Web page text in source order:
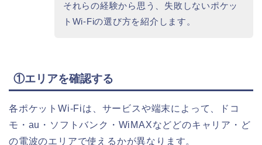
それらの経験から思う、失敗しないポケッ
トWi-Fiの選び方を紹介します。
①エリアを確認する
各ポケットWi-Fiは、サービスや端末によって、ドコ
モ・au・ソフトバンク・WiMAXなどどのキャリア・ど
の電波のエリアで使えるかが異なります。